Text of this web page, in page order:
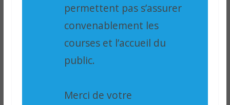
permettent pas s’assurer
convenablement les
courses et l’accueil du
public.
Merci de votre